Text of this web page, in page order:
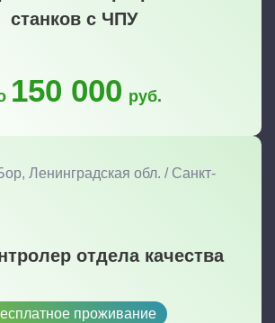
станков с ЧПУ
150 000 руб.
Ленинградская обл. / Санкт-
отдела качества
проживание